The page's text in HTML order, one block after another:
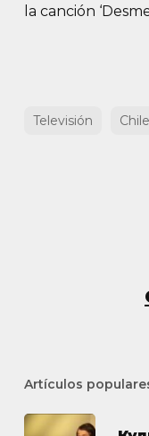
la canción
Televisión Chile
Artículos